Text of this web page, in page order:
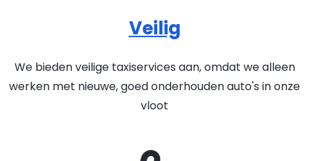
Veilig
We bieden veilige taxiservices aan, omdat we alleen
werken met nieuwe, goed onderhouden auto's in onze
vloot